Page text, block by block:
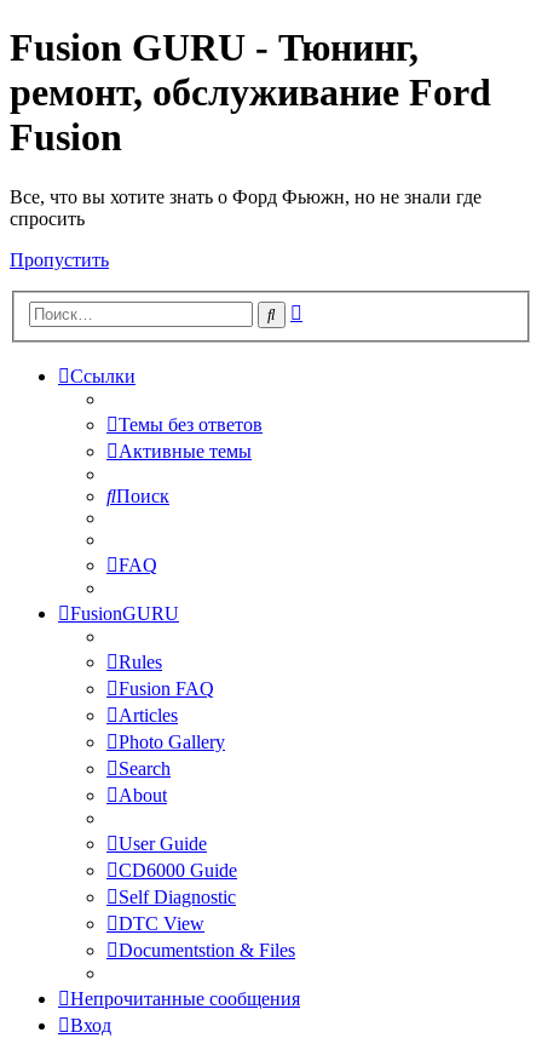
Fusion GURU - Тюнинг,
ремонт, обслуживание Ford
Fusion
Все, что вы хотите знать о Форд Фьюжн, но не знали где
спросить
Пропустить
Поиск
Ссылки
Темы без ответов
Активные темы
Поиск
FAQ
FusionGURU
Rules
Fusion FAQ
Articles
Photo Gallery
Search
About
User Guide
CD6000 Guide
Self Diagnostic
DTC View
Documentstion & Files
Непрочитанные сообщения
Вход